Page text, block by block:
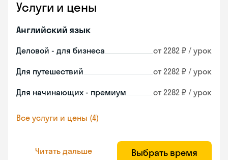
Услуги и цены
Английский язык
Деловой - для бизнеса от 2282 ₽ / урок
Для путешествий от 2282 ₽ / урок
Для начинающих - премиум от 2282 ₽ / урок
Все услуги и цены (4)
Читать дальше Выбрать время